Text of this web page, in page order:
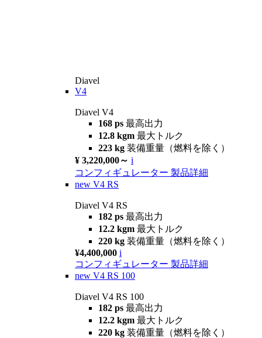
Diavel
V4
Diavel V4
168 ps 最高出力
12.8 kgm 最大トルク
223 kg 装備重量（燃料を除く）
¥ 3,220,000～ i
コンフィギュレーター 製品詳細
new V4 RS
Diavel V4 RS
182 ps 最高出力
12.2 kgm 最大トルク
220 kg 装備重量（燃料を除く）
¥4,400,000 i
コンフィギュレーター 製品詳細
new V4 RS 100
Diavel V4 RS 100
182 ps 最高出力
12.2 kgm 最大トルク
220 kg 装備重量（燃料を除く）